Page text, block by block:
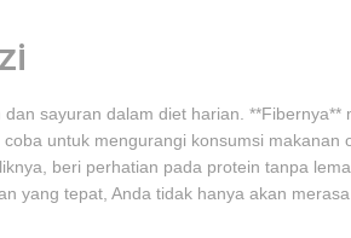
sayuran dalam diet harian. **Fibernya**
untuk mengurangi konsumsi makanan
beri perhatian pada protein tanpa
yang tepat, Anda tidak hanya akan